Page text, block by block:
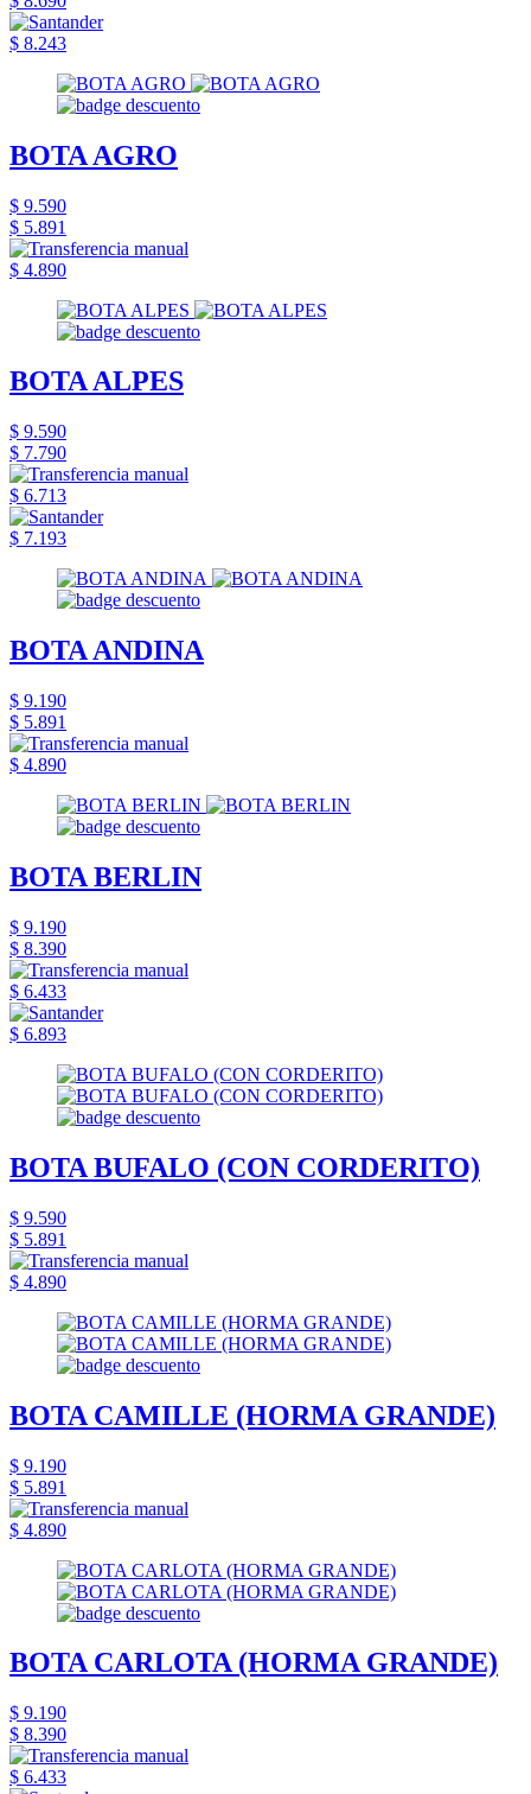
$ 8.243
BOTA AGRO
$ 9.590
$ 5.891
$ 4.890
BOTA ALPES
$ 9.590
$ 7.790
$ 6.713
$ 7.193
BOTA ANDINA
$ 9.190
$ 5.891
$ 4.890
BOTA BERLIN
$ 9.190
$ 8.390
$ 6.433
$ 6.893
BOTA BUFALO (CON CORDERITO)
$ 9.590
$ 5.891
$ 4.890
BOTA CAMILLE (HORMA GRANDE)
$ 9.190
$ 5.891
$ 4.890
BOTA CARLOTA (HORMA GRANDE)
$ 9.190
$ 8.390
$ 6.433